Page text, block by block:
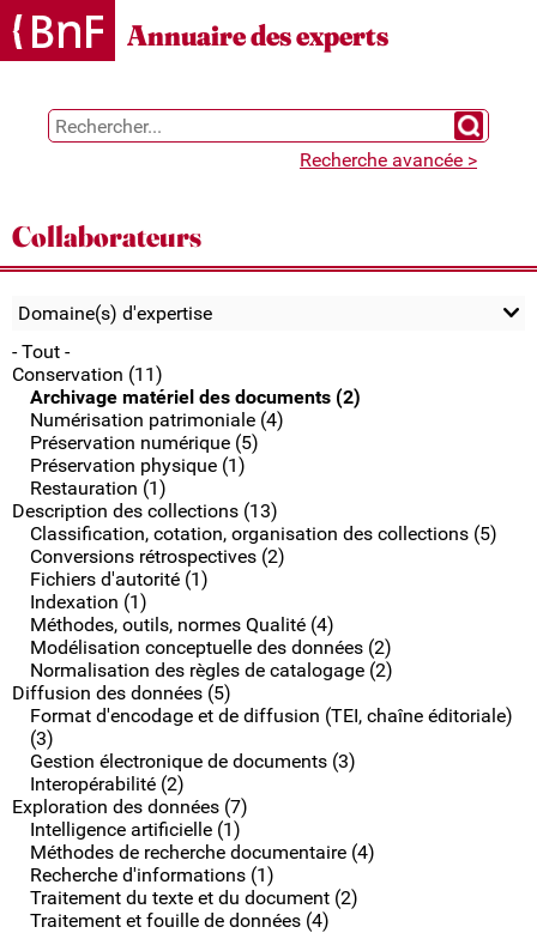
Gestion des cookies
Annuaire des experts
Chercher
Recherche avancée >
Collaborateurs
Domaine(s) d'expertise
- Tout -
Conservation (11)
Archivage matériel des documents (2)
Numérisation patrimoniale (4)
Préservation numérique (5)
Préservation physique (1)
Restauration (1)
Description des collections (13)
Classification, cotation, organisation des collections (5)
Conversions rétrospectives (2)
Fichiers d'autorité (1)
Indexation (1)
Méthodes, outils, normes Qualité (4)
Modélisation conceptuelle des données (2)
Normalisation des règles de catalogage (2)
Diffusion des données (5)
Format d'encodage et de diffusion (TEI, chaîne éditoriale)
(3)
Gestion électronique de documents (3)
Interopérabilité (2)
Exploration des données (7)
Intelligence artificielle (1)
Méthodes de recherche documentaire (4)
Recherche d'informations (1)
Traitement du texte et du document (2)
Traitement et fouille de données (4)